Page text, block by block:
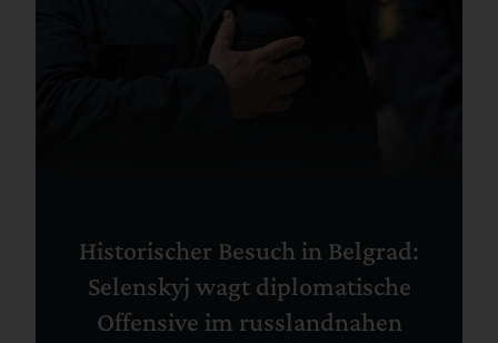
Historischer Besuch in Belgrad:
Selenskyj wagt diplomatische
Offensive im russlandnahen